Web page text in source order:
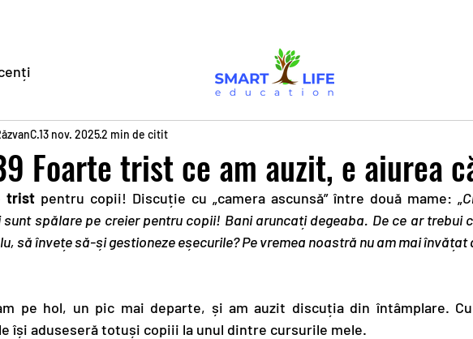
Foarte trist ce am auzit, e aiurea
13 nov. 20252 min de citit
trist pentru copii! Discuție cu „camera ascunsă” între două mame: „
sunt spălare pe creier pentru copii! Bani aruncați degeaba. De ce ar trebui
să învețe să-și gestioneze eșecurile? Pe vremea noastră nu am mai
pe hol, un pic mai departe, și am auzit discuția din întâmplare.
își aduseseră totuși copiii la unul dintre cursurile mele.